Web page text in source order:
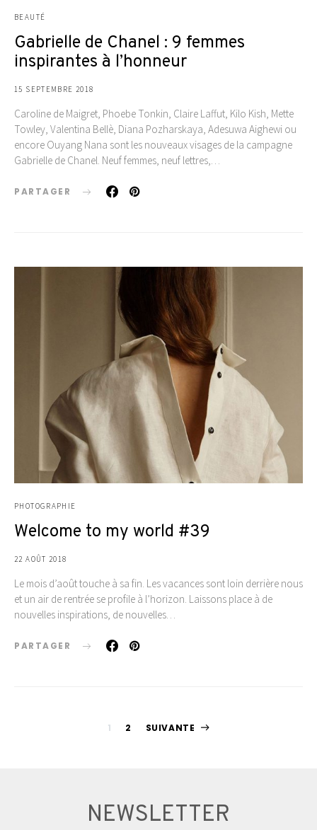
BEAUTÉ
Gabrielle de Chanel : 9 femmes
inspirantes à l’honneur
15 SEPTEMBRE 2018
Caroline de Maigret, Phoebe Tonkin, Claire Laffut, Kilo Kish, Mette
Towley, Valentina Bellè, Diana Pozharskaya, Adesuwa Aighewi ou
encore Ouyang Nana sont les nouveaux visages de la campagne
Gabrielle de Chanel. Neuf femmes, neuf lettres,…
PARTAGER
PHOTOGRAPHIE
Welcome to my world #39
22 AOÛT 2018
Le mois d’août touche à sa fin. Les vacances sont loin derrière nous
et un air de rentrée se profile à l’horizon. Laissons place à de
nouvelles inspirations, de nouvelles…
PARTAGER
Pagination
1 2 SUIVANTE
NEWSLETTER